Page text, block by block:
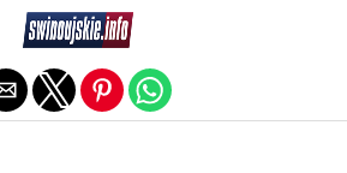
Exit mobile version